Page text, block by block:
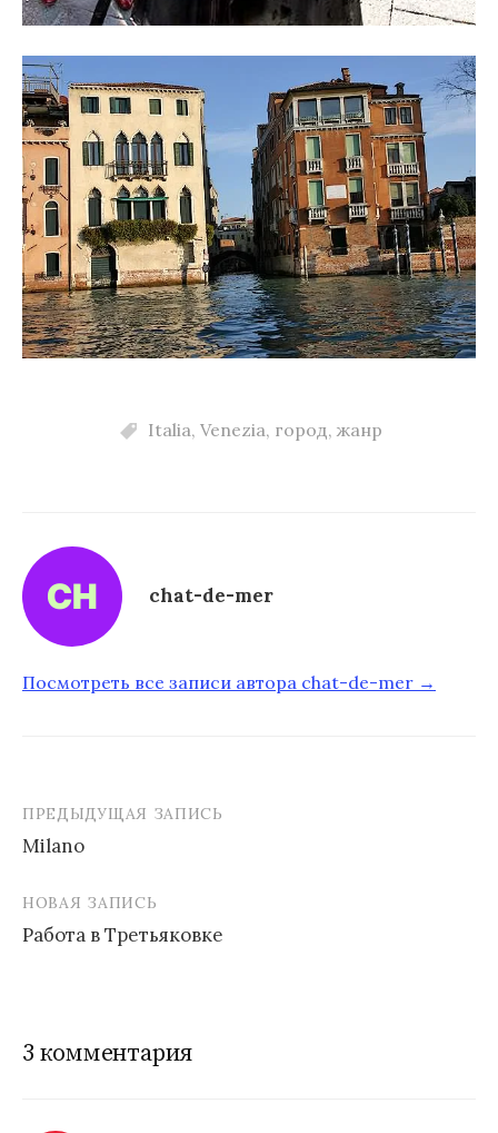
Italia, Venezia, город, жанр
chat-de-mer
Посмотреть все записи автора chat-de-mer →
а
г
ПРЕДЫДУЩАЯ ЗАПИСЬ
Milano
НОВАЯ ЗАПИСЬ
Работа в Третьяковке
3 комментария